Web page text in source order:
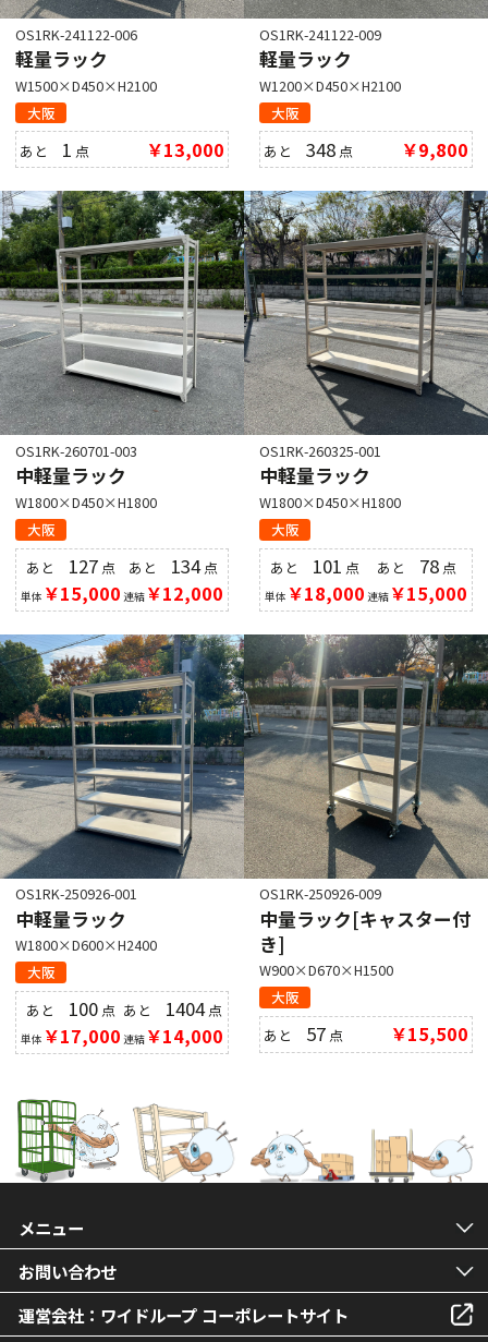
OS1RK-241122-006
軽量ラック
W1500×D450×H2100
大阪
あと 1 点 ￥13,000
OS1RK-241122-009
軽量ラック
W1200×D450×H2100
大阪
あと348 点 ￥9,800
OS1RK-260701-003
中軽量ラック
W1800×D450×H1800
大阪
あと 127 点
単体 ￥15,000
あと 134点
連結￥12,000
OS1RK-260325-001
中軽量ラック
W1800×D450×H1800
大阪
あと 101 点
単体 ￥18,000
あと 78 点
連結￥15,000
OS1RK-250926-001
中軽量ラック
W1800×D600×H2400
大阪
あと 100 点
単体 ￥17,000
あと 1404点
連結￥14,000
OS1RK-250926-009
中量ラック[キャスター付
き]
W900×D670×H1500
大阪
あと 57 点 ￥15,500
メニュー
お問い合わせ
運営会社：ワイドループ コーポレートサイト